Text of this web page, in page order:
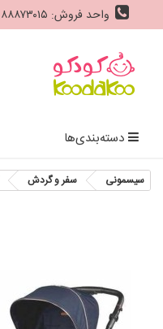
واحد فروش: ۸۸۸۷۳۰۱۵
دسته‌بندی‌ها
سیسمونی سفر و گردش